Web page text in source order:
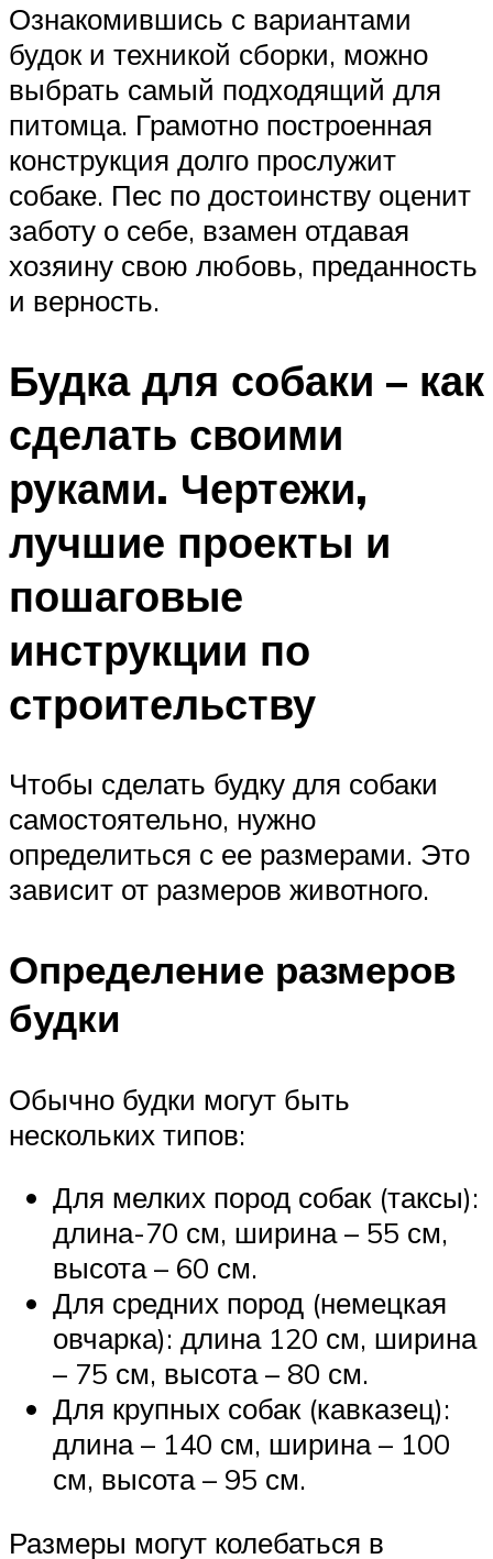
Ознакомившись с вариантами
будок и техникой сборки, можно
выбрать самый подходящий для
питомца. Грамотно построенная
конструкция долго прослужит
собаке. Пес по достоинству оценит
заботу о себе, взамен отдавая
хозяину свою любовь, преданность
и верность.
Будка для собаки – как
сделать своими
руками. Чертежи,
лучшие проекты и
пошаговые
инструкции по
строительству
Чтобы сделать будку для собаки
самостоятельно, нужно
определиться с ее размерами. Это
зависит от размеров животного.
Определение размеров
будки
Обычно будки могут быть
нескольких типов:
Для мелких пород собак (таксы):
длина-70 см, ширина – 55 см,
высота – 60 см.
Для средних пород (немецкая
овчарка): длина 120 см, ширина
– 75 см, высота – 80 см.
Для крупных собак (кавказец):
длина – 140 см, ширина – 100
см, высота – 95 см.
Размеры могут колебаться в